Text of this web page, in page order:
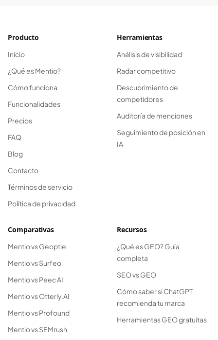
Producto
Inicio
¿Qué es Mentio?
Cómo funciona
Funcionalidades
Precios
FAQ
Blog
Contacto
Términos de servicio
Política de privacidad
Herramientas
Análisis de visibilidad
Radar competitivo
Descubrimiento de
competidores
Auditoría de menciones
Seguimiento de posición en
IA
Comparativas
Mentio vs Geoptie
Mentio vs Surfeo
Mentio vs Peec AI
Mentio vs Otterly.AI
Mentio vs Profound
Mentio vs SEMrush
Recursos
¿Qué es GEO? Guía
completa
SEO vs GEO
Cómo saber si ChatGPT
recomienda tu marca
Herramientas GEO gratuitas